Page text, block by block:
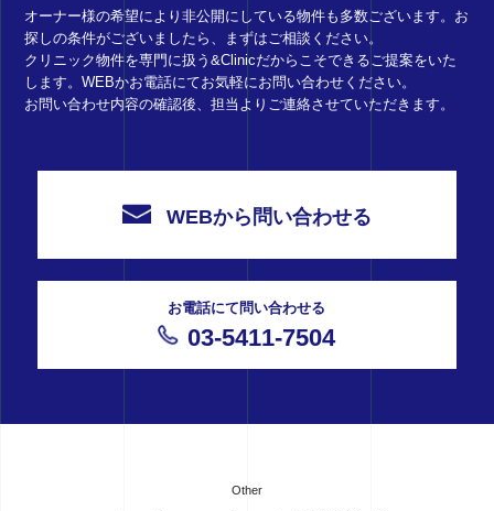
オーナー様の希望により非公開にしている物件も多数ございます。お
探しの条件がございましたら、まずはご相談ください。
クリニック物件を専門に扱う&Clinicだからこそできるご提案をいた
します。WEBかお電話にてお気軽にお問い合わせください。
お問い合わせ内容の確認後、担当よりご連絡させていただきます。
WEBから問い合わせる
お電話にて問い合わせる
03-5411-7504
Other